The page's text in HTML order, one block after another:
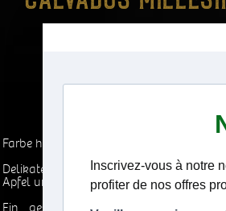
Farbe helles Gold.
Delikate fruchtbetonte Nase. Noten
Apfel und Fruchtgelee.